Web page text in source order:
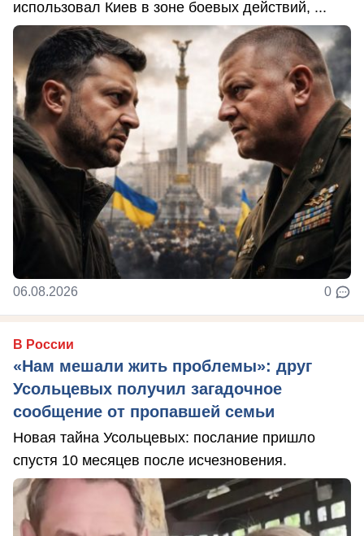
использовал Киев в зоне боевых действий, ...
06.08.2026 0
В России
«Нам мешали жить проблемы»: друг
Усольцевых получил загадочное
сообщение от пропавшей семьи
Новая тайна Усольцевых: послание пришло
спустя 10 месяцев после исчезновения.